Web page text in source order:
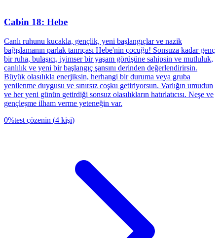
Cabin 18: Hebe
Canlı ruhunu kucakla, gençlik, yeni başlangıçlar ve nazik
bağışlamanın parlak tanrıçası Hebe'nin çocuğu! Sonsuza kadar genç
bir ruha, bulaşıcı, iyimser bir yaşam görüşüne sahipsin ve mutluluk,
canlılık ve yeni bir başlangıç şansını derinden değerlendirirsin.
Büyük olasılıkla enerjiksin, herhangi bir duruma veya gruba
yenilenme duygusu ve sınırsız coşku getiriyorsun. Varlığın umudun
ve her yeni günün getirdiği sonsuz olasılıkların hatırlatıcısı. Neşe ve
gençleşme ilham verme yeteneğin var.
0%test çözenin (4 kişi)